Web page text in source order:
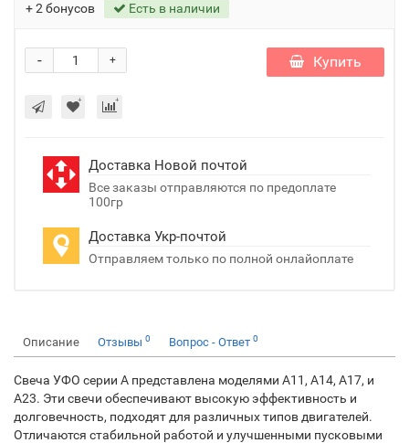
+ 2 бонусов
Есть в наличии
+
- Купить
Доставка Новой почтой
Все заказы отправляются по предоплате
100гр
Доставка Укр-почтой
Отправляем только по полной онлайоплате
Описание Отзывы 0 Вопрос - Ответ 0
Свеча УФО серии А представлена моделями А11, А14, А17, и
А23. Эти свечи обеспечивают высокую эффективность и
долговечность, подходят для различных типов двигателей.
Отличаются стабильной работой и улучшенными пусковыми